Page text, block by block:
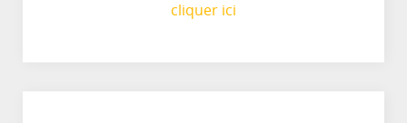
cliquer ici